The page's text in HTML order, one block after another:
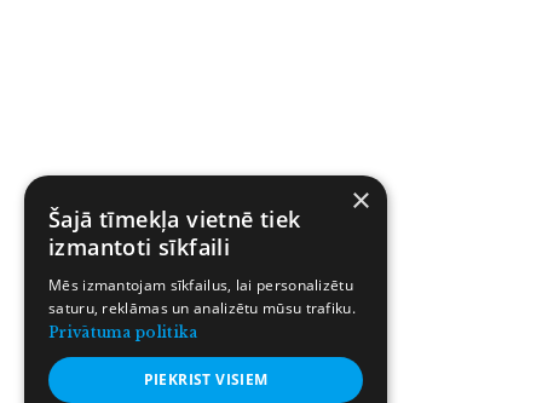
×
Šajā tīmekļa vietnē tiek
izmantoti sīkfaili
Mēs izmantojam sīkfailus, lai personalizētu
saturu, reklāmas un analizētu mūsu trafiku.
Privātuma politika
PIEKRIST VISIEM